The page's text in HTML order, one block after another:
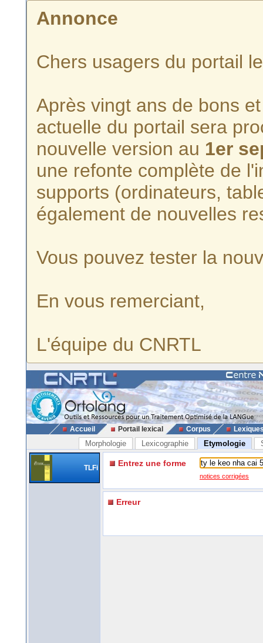
Annonce
Chers usagers du portail
Après vingt ans de bons
actuelle du portail sera
nouvelle version au 1er
une refonte complète de
supports (ordinateurs,
également de nouvelles
Vous pouvez tester la
En vous remerciant,
L'équipe du CNRTL
Accueil Portail lexical Corpus
Morphologie Lexicographie Etymologie
TLFi Entrez une forme
notices corrigées
Erreur